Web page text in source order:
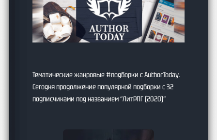
Тематические жанровые #подборки с AuthorToday.
Сегодня продолжение популярной подборки с 32
подписчиками под названием “ЛитРПГ (2020)”